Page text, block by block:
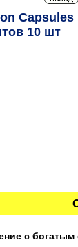
Capsules
10 шт
с